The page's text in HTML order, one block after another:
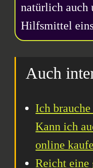
natürlich auch
Hilfsmittel
Auch
Ich
Kann ich
online
Reicht eine